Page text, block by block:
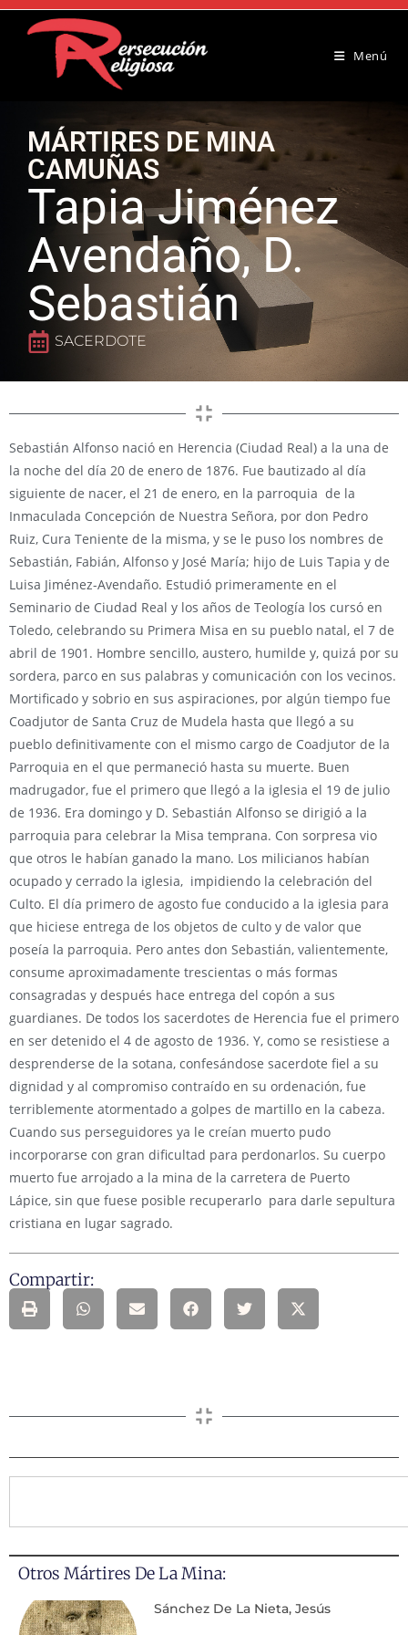
Menú
MÁRTIRES DE MINA
CAMUÑAS
Tapia Jiménez
Avendaño, D.
Sebastián
SACERDOTE
Sebastián Alfonso nació en Herencia (Ciudad Real) a la una de
la noche del día 20 de enero de 1876. Fue bautizado al día
siguiente de nacer, el 21 de enero, en la parroquia de la
Inmaculada Concepción de Nuestra Señora, por don Pedro
Ruiz, Cura Teniente de la misma, y se le puso los nombres de
Sebastián, Fabián, Alfonso y José María; hijo de Luis Tapia y de
Luisa Jiménez-Avendaño. Estudió primeramente en el
Seminario de Ciudad Real y los años de Teología los cursó en
Toledo, celebrando su Primera Misa en su pueblo natal, el 7 de
abril de 1901. Hombre sencillo, austero, humilde y, quizá por su
sordera, parco en sus palabras y comunicación con los vecinos.
Mortificado y sobrio en sus aspiraciones, por algún tiempo fue
Coadjutor de Santa Cruz de Mudela hasta que llegó a su
pueblo definitivamente con el mismo cargo de Coadjutor de la
Parroquia en el que permaneció hasta su muerte. Buen
madrugador, fue el primero que llegó a la iglesia el 19 de julio
de 1936. Era domingo y D. Sebastián Alfonso se dirigió a la
parroquia para celebrar la Misa temprana. Con sorpresa vio
que otros le habían ganado la mano. Los milicianos habían
ocupado y cerrado la iglesia, impidiendo la celebración del
Culto. El día primero de agosto fue conducido a la iglesia para
que hiciese entrega de los objetos de culto y de valor que
poseía la parroquia. Pero antes don Sebastián, valientemente,
consume aproximadamente trescientas o más formas
consagradas y después hace entrega del copón a sus
guardianes. De todos los sacerdotes de Herencia fue el primero
en ser detenido el 4 de agosto de 1936. Y, como se resistiese a
desprenderse de la sotana, confesándose sacerdote fiel a su
dignidad y al compromiso contraído en su ordenación, fue
terriblemente atormentado a golpes de martillo en la cabeza.
Cuando sus perseguidores ya le creían muerto pudo
incorporarse con gran dificultad para perdonarlos. Su cuerpo
muerto fue arrojado a la mina de la carretera de Puerto
Lápice, sin que fuese posible recuperarlo para darle sepultura
cristiana en lugar sagrado.
Compartir:
Otros Mártires De La Mina:
Sánchez De La Nieta, Jesús